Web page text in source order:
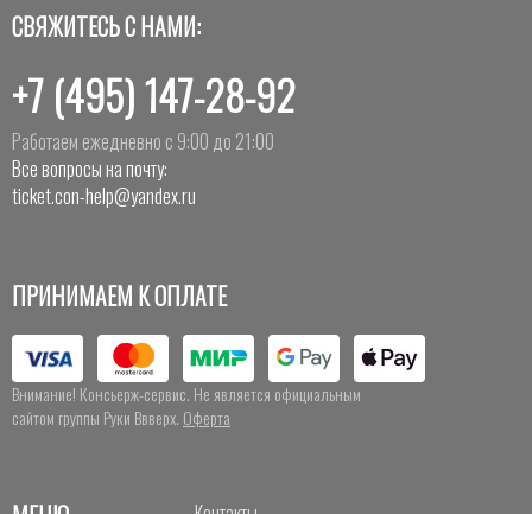
СВЯЖИТЕСЬ С НАМИ:
+7 (495) 147-28-92
Работаем ежедневно с 9:00 до 21:00
Все вопросы на почту:
ticket.con-help@yandex.ru
ПРИНИМАЕМ К ОПЛАТЕ
Внимание! Консьерж-сервис. Не является официальным
сайтом группы Руки Ввверх. Оферта